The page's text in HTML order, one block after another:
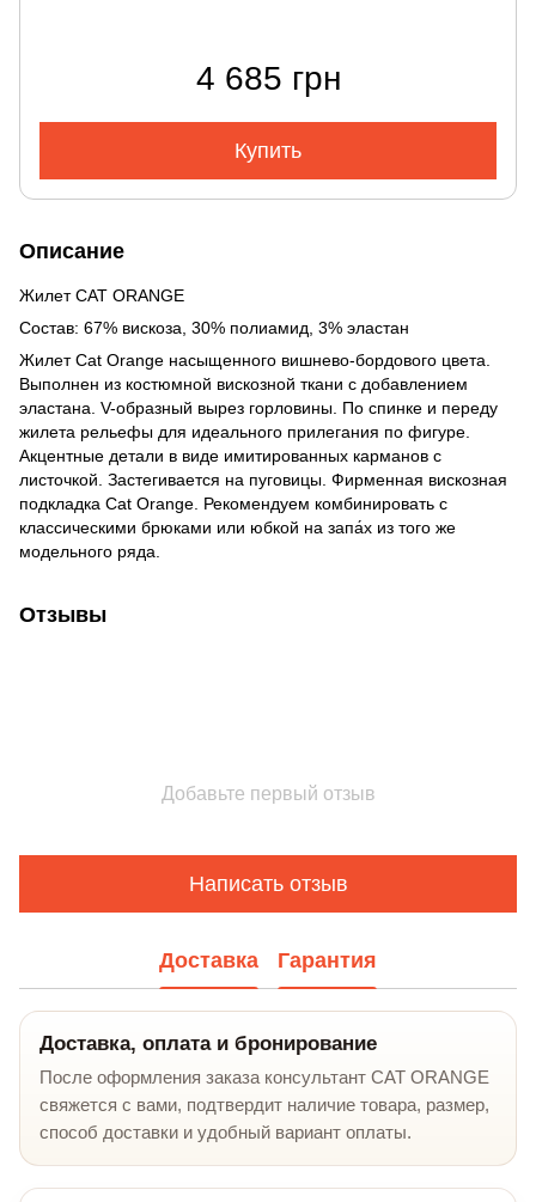
4 685 грн
Купить
Описание
Жилет CAT ORANGE
Состав: 67% вискоза, 30% полиамид, 3% эластан
Жилет Cat Orange насыщенного вишнево-бордового цвета.
Выполнен из костюмной вискозной ткани с добавлением
эластана. V-образный вырез горловины. По спинке и переду
жилета рельефы для идеального прилегания по фигуре.
Акцентные детали в виде имитированных карманов с
листочкой. Застегивается на пуговицы. Фирменная вискозная
подкладка Cat Orange. Рекомендуем комбинировать с
классическими брюками или юбкой на запа́х из того же
модельного ряда.
Отзывы
Добавьте первый отзыв
Написать отзыв
Доставка Гарантия
Доставка, оплата и бронирование
После оформления заказа консультант CAT ORANGE
свяжется с вами, подтвердит наличие товара, размер,
способ доставки и удобный вариант оплаты.